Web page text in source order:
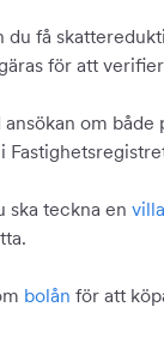
du få
för att
ansökan om både
ska teckna en
bolån för att